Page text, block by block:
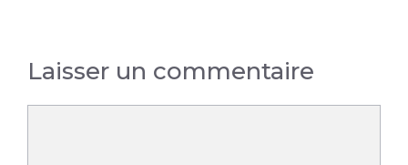
Laisser un commentaire